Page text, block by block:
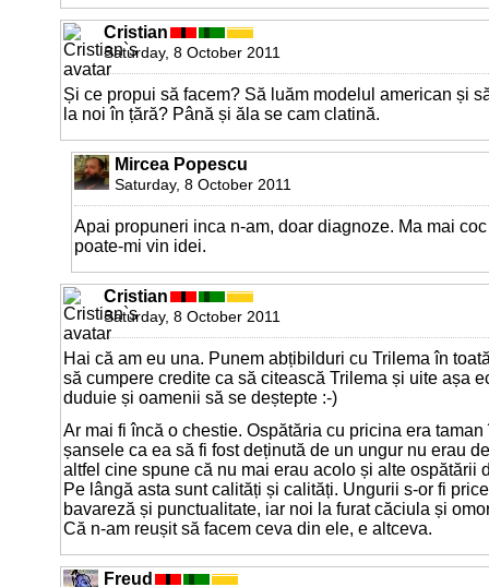
Cristian
Saturday, 8 October 2011
Și ce propui să facem? Să luăm modelul american și
la noi în țără? Până și ăla se cam clatină.
Mircea Popescu
Saturday, 8 October 2011
Apai propuneri inca n-am, doar diagnoze. Ma mai
poate-mi vin idei.
Cristian
Saturday, 8 October 2011
Hai că am eu una. Punem abțibilduri cu Trilema în
să cumpere credite ca să citească Trilema și uite așa
duduie și oamenii să se deștepte :-)
Ar mai fi încă o chestie. Ospătăria cu pricina era taman
șansele ca ea să fi fost deținută de un ungur nu erau
altfel cine spune că nu mai erau acolo și alte ospătării
Pe lângă asta sunt calități și calități. Ungurii s-or fi
bavareză și punctualitate, iar noi la furat căciula și
Că n-am reușit să facem ceva din ele, e altceva.
Freud